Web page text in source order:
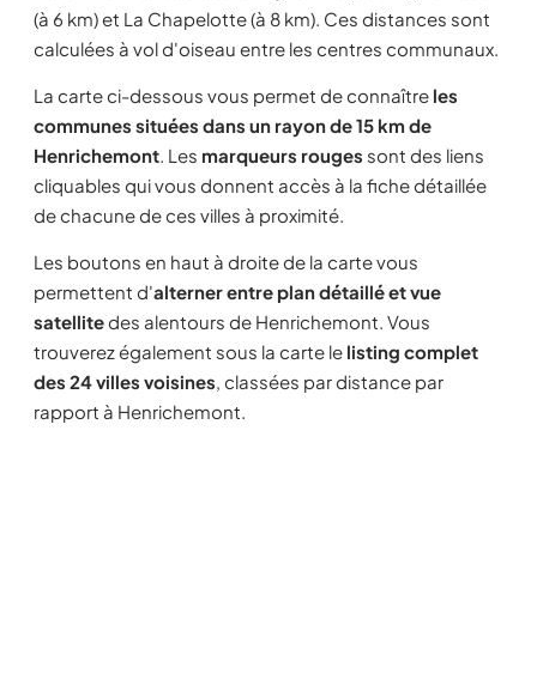
(à 6 km) et La Chapelotte (à 8 km). Ces distances sont
calculées à vol d'oiseau entre les centres communaux.
La carte ci-dessous vous permet de connaître les
communes situées dans un rayon de 15 km de
Henrichemont. Les marqueurs rouges sont des liens
cliquables qui vous donnent accès à la fiche détaillée
de chacune de ces villes à proximité.
Les boutons en haut à droite de la carte vous
permettent d'alterner entre plan détaillé et vue
satellitedes alentours de Henrichemont. Vous
trouverez également sous la carte le listing complet
des 24 villes voisines, classées par distance par
rapport à Henrichemont.